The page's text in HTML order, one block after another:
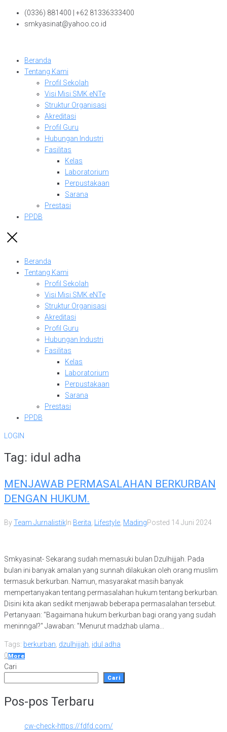
Skip
(0336) 881400 | +62 81336333400
smkyasinat@yahoo.co.id
Beranda
Tentang Kami
Profil Sekolah
Visi Misi SMK eNTe
Struktur Organisasi
Akreditasi
Profil Guru
Hubungan Industri
Fasilitas
Kelas
Laboratorium
Perpustakaan
Sarana
Prestasi
PPDB
Beranda
Tentang Kami
Profil Sekolah
Visi Misi SMK eNTe
Struktur Organisasi
Akreditasi
Profil Guru
Hubungan Industri
Fasilitas
Kelas
Laboratorium
Perpustakaan
Sarana
Prestasi
PPDB
LOGIN
Tag: idul adha
MENJAWAB PERMASALAHAN BERKURBAN
DENGAN HUKUM.
ByTeam Jurnalistik In Berita Lifestyle MadingPosted 14 Juni 2024
Smkyasinat- Sekarang sudah memasuki bulan Dzulhijjah. Pada
bulan ini banyak amalan yang sunnah dilakukan oleh orang muslim
termasuk berkurban. Namun, masyarakat masih banyak
mempertanyakan tentang permasalahan hukum tentang berkurban.
Disini kita akan sedikit menjawab beberapa permasalahan tersebut.
Pertanyaan: "Bagaimana hukum berkurban bagi orang yang sudah
meninngal?" Jawaban: "Menurut madzhab ulama...
Tags: berkurban dzulhijjah idul adha
0 More
Cari
Cari
Pos-pos Terbaru
cw-check-https://fdfd.com/